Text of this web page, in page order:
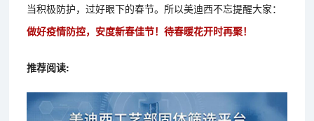
当积极防护，过好眼下的春节。所以美迪西不忘提醒大家：
做好疫情防控，安度新春佳节！待春暖花开时再聚！
推荐阅读: